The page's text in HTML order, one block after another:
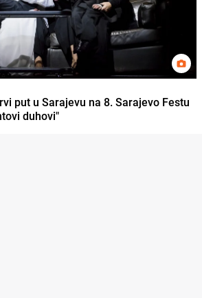
put u Sarajevu na 8. Sarajevo Festu
duhovi"